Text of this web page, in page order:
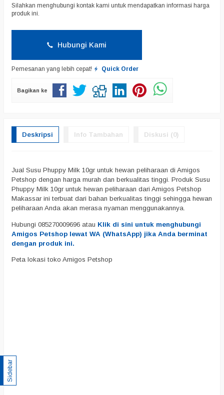
Silahkan menghubungi kontak kami untuk mendapatkan informasi harga
produk ini.
Hubungi Kami
Pemesanan yang lebih cepat! Quick Order
Bagikan ke
Deskripsi Info Tambahan Diskusi (0)
Jual Susu Phuppy Milk 10gr untuk hewan peliharaan di Amigos
Petshop dengan harga murah dan berkualitas tinggi. Produk Susu
Phuppy Milk 10gr untuk hewan peliharaan dari Amigos Petshop
Makassar ini terbuat dari bahan berkualitas tinggi sehingga hewan
peliharaan Anda akan merasa nyaman menggunakannya.
Hubungi 085270009696 atau Klik di sini untuk menghubungi
Amigos Petshop lewat WA (WhatsApp) jika Anda berminat
dengan produk ini.
Peta lokasi toko Amigos Petshop
Sidebar